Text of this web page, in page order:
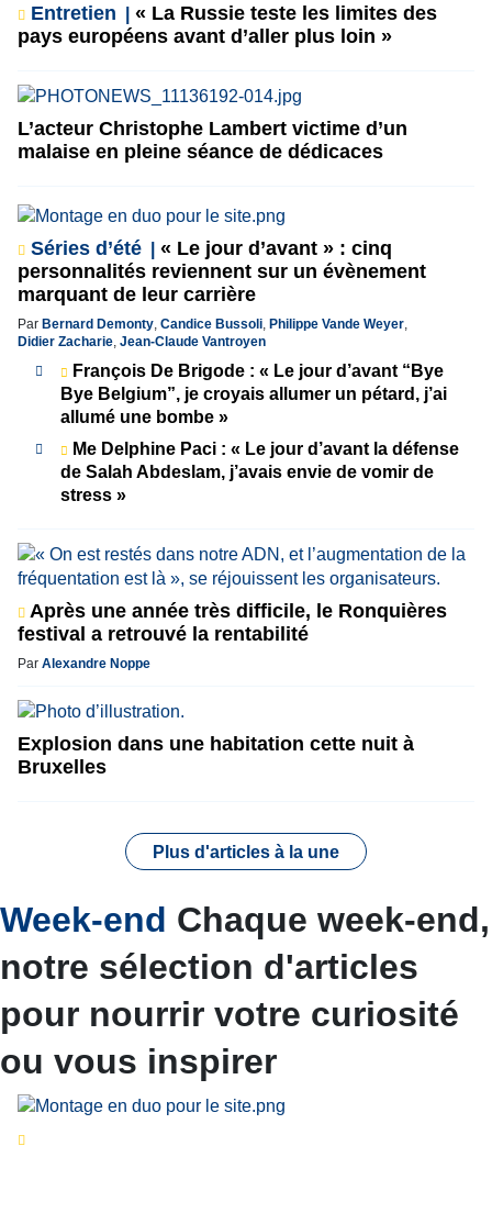
Entretien
« La Russie teste les limites des
pays européens avant d’aller plus loin »
L’acteur Christophe Lambert victime d’un
malaise en pleine séance de dédicaces
Séries d’été
« Le jour d’avant » : cinq
personnalités reviennent sur un évènement
marquant de leur carrière
Par Bernard Demonty, Candice Bussoli, Philippe Vande Weyer,
Didier Zacharie, Jean-Claude Vantroyen
François De Brigode : « Le jour d’avant “Bye
Bye Belgium”, je croyais allumer un pétard, j’ai
allumé une bombe »
Me Delphine Paci : « Le jour d’avant la défense
de Salah Abdeslam, j’avais envie de vomir de
stress »
Après une année très difficile, le Ronquières
festival a retrouvé la rentabilité
Par Alexandre Noppe
Explosion dans une habitation cette nuit à
Bruxelles
Plus d'articles à la une
Week-end Chaque week-end,
notre sélection d'articles
pour nourrir votre curiosité
ou vous inspirer